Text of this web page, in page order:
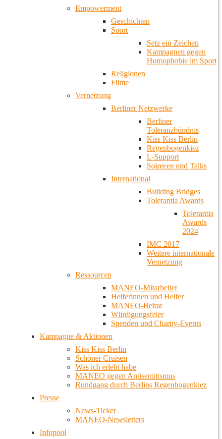
Empowerment
Geschichten
Sport
Setz ein Zeichen
Kampagnen gegen
Homophobie im Sport
Religionen
Filme
Vernetzung
Berliner Netzwerke
Berliner
Toleranzbündnis
Kiss Kiss Berlin
Regenbogenkiez
L-Support
Soireeen und Talks
International
Building Bridges
Tolerantia Awards
Tolerantia
Awards
2024
IMC 2017
Weitere internationale
Vernetzung
Ressourcen
MANEO-Mitarbeiter
Helferinnen und Helfer
MANEO-Beirat
Würdigungsfeier
Spenden und Charity-Events
Kampagne & Aktionen
Kiss Kiss Berlin
Schöner Cruisen
Was ich erlebt habe
MANEO gegen Antisemitismus
Rundgang durch Berlins Regenbogenkiez
Presse
News-Ticker
MANEO-Newsletters
Infopool